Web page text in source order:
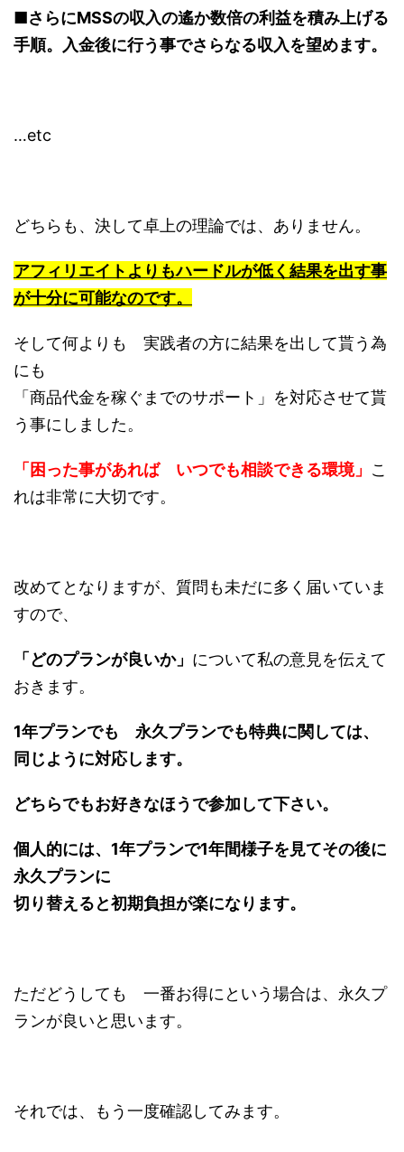
■さらにMSSの収入の遙か数倍の利益を積み上げる
手順。入金後に行う事でさらなる収入を望めます。
…etc
どちらも、決して卓上の理論では、ありません。
アフィリエイトよりもハードルが低く結果を出す事
が十分に可能なのです。
そして何よりも 実践者の方に結果を出して貰う為
にも
「商品代金を稼ぐまでのサポート」を対応させて貰
う事にしました。
「困った事があれば いつでも相談できる環境」 こ
れは非常に大切です。
改めてとなりますが、質問も未だに多く届いていま
すので、
「どのプランが良いか」 について私の意見を伝えて
おきます。
1年プランでも 永久プランでも特典に関しては、
同じように対応します。
どちらでもお好きなほうで参加して下さい。
個人的には、1年プランで1年間様子を見てその後に
永久プランに
切り替えると初期負担が楽になります。
ただどうしても 一番お得にという場合は、永久プ
ランが良いと思います。
それでは、もう一度確認してみます。